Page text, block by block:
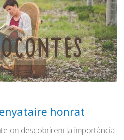
honrat
on descobrirem la importància